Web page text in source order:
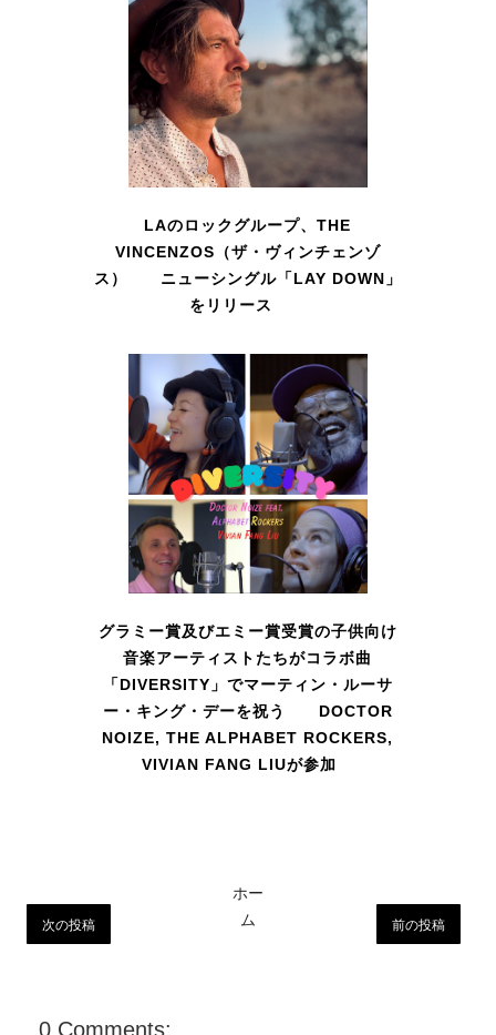
LAのロックグループ、THE
VINCENZOS（ザ・ヴィンチェンゾ
ス） ニューシングル「LAY DOWN」
をリリース
グラミー賞及びエミー賞受賞の子供向け
音楽アーティストたちがコラボ曲
「DIVERSITY」でマーティン・ルーサ
ー・キング・デーを祝う DOCTOR
NOIZE, THE ALPHABET ROCKERS,
VIVIAN FANG LIUが参加
次の投稿 前の投稿
ホー
ム
0 Comments: